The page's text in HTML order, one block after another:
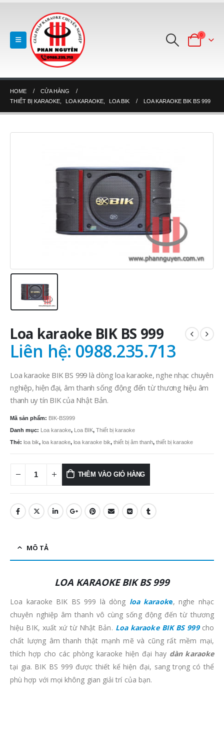
0
HOME
CỬA HÀNG
THIẾT BỊ KARAOKE
LOA KARAOKE LOA BIK LOA KARAOKE BIK BS 999
Loa karaoke BIK BS 999
Liên hệ: 0988.235.713
Loa karaoke BIK BS 999 là dòng loa karaoke, nghe nhạc chuyên
nghiệp, hiện đại, âm thanh sống động đến từ thương hiệu âm
thanh uy tín BIK của Nhật Bản.
Mã sản phẩm: BIK-BS999
Danh mục: Loa karaoke, Loa BIK, Thiết bị karaoke
Thẻ: loa bik, loa karaoke, loa karaoke bik, thiết bị âm thanh, thiết bị karaoke
THÊM VÀO GIỎ HÀNG
MÔ TẢ
LOA KARAOKE BIK BS 999
Loa karaoke BIK BS 999 là dòng loa karaoke, nghe nhạc
chuyên nghiệp âm thanh vô cùng sống động đến từ thương
hiệu BIK, xuất xứ từ Nhật Bản. Loa karaoke BIK BS 999cho
chất lượng âm thanh thật mạnh mẽ và cũng rất mềm mại,
thích hợp cho các phòng karaoke hiện đại hay dàn karaoke
tại gia. BIK BS 999 được thiết kế hiện đại, sang trọng có thể
phù hợp với mọi không gian giải trí của bạn.